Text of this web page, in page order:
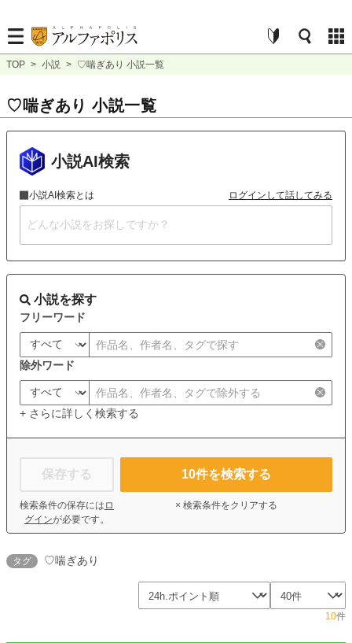
TOP > 小説 > ♡喘ぎあり 小説一覧
♡喘ぎあり 小説一覧
小説AI検索
小説AI検索とは ログインして話してみる
小説を探す
フリーワード
除外ワード
+ さらに詳しく検索する
保存する
検索条件の保存には ロ
グインが必要です。
10件を検索する
× 検索条件をクリアする
タグ ♡喘ぎあり
10件